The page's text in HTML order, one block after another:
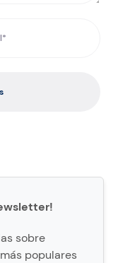
sobre
populares